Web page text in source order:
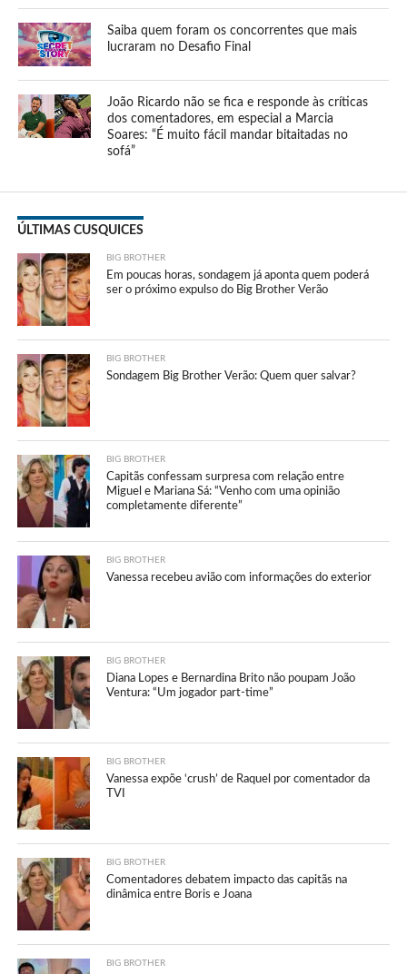
Saiba quem foram os concorrentes que mais
lucraram no Desafio Final
João Ricardo não se fica e responde às críticas
dos comentadores, em especial a Marcia
Soares: “É muito fácil mandar bitaitadas no
sofá”
ÚLTIMAS CUSQUICES
BIG BROTHER
Em poucas horas, sondagem já aponta quem poderá
ser o próximo expulso do Big Brother Verão
BIG BROTHER
Sondagem Big Brother Verão: Quem quer salvar?
BIG BROTHER
Capitãs confessam surpresa com relação entre
Miguel e Mariana Sá: “Venho com uma opinião
completamente diferente”
BIG BROTHER
Vanessa recebeu avião com informações do exterior
BIG BROTHER
Diana Lopes e Bernardina Brito não poupam João
Ventura: “Um jogador part-time”
BIG BROTHER
Vanessa expõe ‘crush’ de Raquel por comentador da
TVI
BIG BROTHER
Comentadores debatem impacto das capitãs na
dinâmica entre Boris e Joana
BIG BROTHER